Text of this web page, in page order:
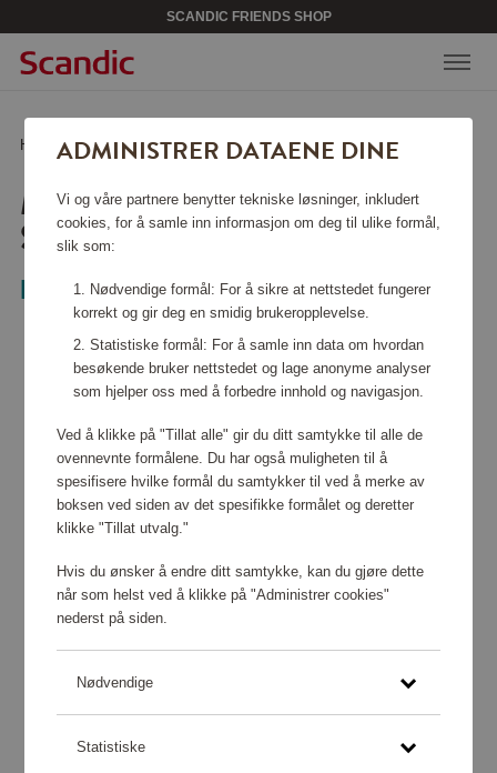
SCANDIC FRIENDS SHOP
Hjem /Kjøkkentilbehør/Skåler /Margrethe Skålsett 2 stk Stål
MARGRETHE SKÅLSETT 2
STK STÅL
Rosti
ADMINISTRER DATAENE DINE
Vi og våre partnere benytter tekniske løsninger, inkludert
cookies, for å samle inn informasjon om deg til ulike formål,
slik som:
Nødvendige formål: For å sikre at nettstedet fungerer
korrekt og gir deg en smidig brukeropplevelse.
Statistiske formål: For å samle inn data om hvordan
besøkende bruker nettstedet og lage anonyme analyser
som hjelper oss med å forbedre innhold og navigasjon.
Ved å klikke på "Tillat alle" gir du ditt samtykke til alle de
ovennevnte formålene. Du har også muligheten til å
spesifisere hvilke formål du samtykker til ved å merke av
boksen ved siden av det spesifikke formålet og deretter
klikke "Tillat utvalg."
Hvis du ønsker å endre ditt samtykke, kan du gjøre dette
når som helst ved å klikke på "Administrer cookies"
nederst på siden.
Nødvendige
Statistiske